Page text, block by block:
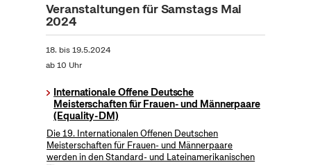
Veranstaltungen für Samstags Mai
2024
18. bis19.5.2024
ab 10 Uhr
Internationale Offene Deutsche
Meisterschaften für Frauen- und Männerpaare
(Equality-DM)
Die 19. Internationalen Offenen Deutschen
Meisterschaften für Frauen- und Männerpaare
werden in den Standard- und Lateinamerikanischen